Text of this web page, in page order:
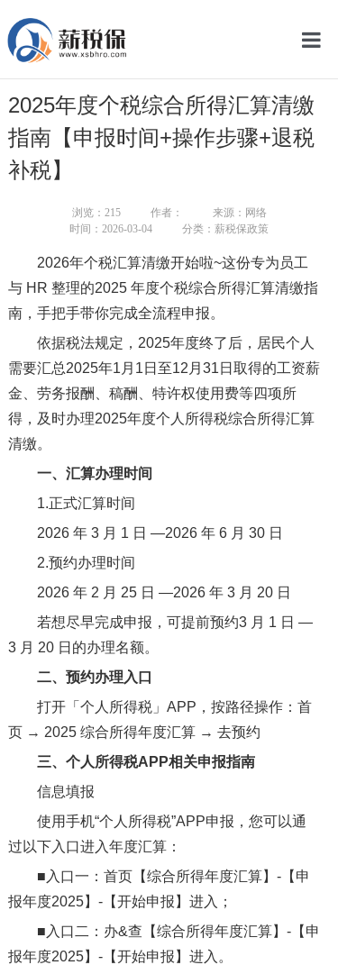
网
2025年度个税综合所得汇算清缴
指南【申报时间+操作步骤+退税
补税】
浏览： 215 作者：
来源：网络
时间：2026-03-04
分类：薪税保政策
2026年个税汇算清缴开始啦~这份专为员工
与 HR 整理的2025 年度个税综合所得汇算清缴指
南，手把手带你完成全流程申报。
依据税法规定，2025年度终了后，居民个人
需要汇总2025年1月1日至12月31日取得的工资薪
金、劳务报酬、稿酬、特许权使用费等四项所
得，及时办理2025年度个人所得税综合所得汇算
清缴。
一、汇算办理时间
1.正式汇算时间
2026 年 3 月 1 日 —2026 年 6 月 30 日
2.预约办理时间
2026 年 2 月 25 日 —2026 年 3 月 20 日
若想尽早完成申报，可提前预约3 月 1 日 —
3 月 20 日的办理名额。
二、预约办理入口
打开「个人所得税」APP，按路径操作：首
页 → 2025 综合所得年度汇算 → 去预约
三、个人所得税APP相关申报指南
信息填报
使用手机“个人所得税”APP申报，您可以通
过以下入口进入年度汇算：
■入口一：首页【综合所得年度汇算】-【申
报年度2025】-【开始申报】进入；
■入口二：办&查【综合所得年度汇算】-【申
报年度2025】-【开始申报】进入。